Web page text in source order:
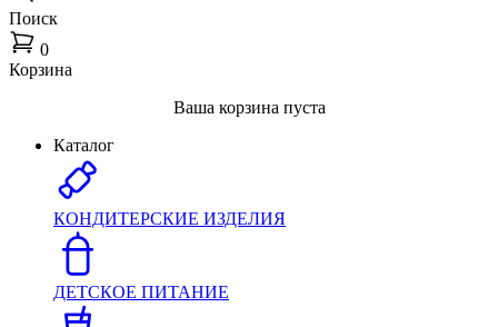
Поиск
0
Корзина
Ваша корзина пуста
Каталог
КОНДИТЕРСКИЕ ИЗДЕЛИЯ
ДЕТСКОЕ ПИТАНИЕ